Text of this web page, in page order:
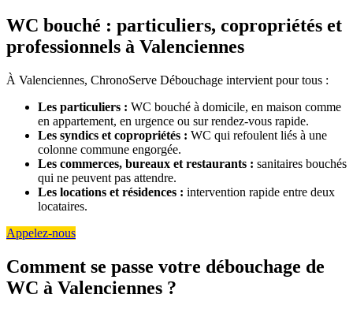
WC bouché : particuliers, copropriétés et
professionnels à Valenciennes
À Valenciennes, ChronoServe Débouchage intervient pour tous :
Les particuliers : WC bouché à domicile, en maison comme
en appartement, en urgence ou sur rendez-vous rapide.
Les syndics et copropriétés : WC qui refoulent liés à une
colonne commune engorgée.
Les commerces, bureaux et restaurants : sanitaires bouchés
qui ne peuvent pas attendre.
Les locations et résidences : intervention rapide entre deux
locataires.
Appelez-nous
Comment se passe votre débouchage de
WC à Valenciennes ?